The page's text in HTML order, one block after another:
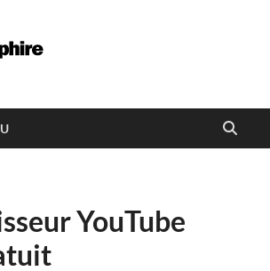
YouTube